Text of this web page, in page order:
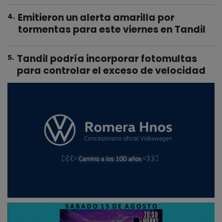
4. Emitieron un alerta amarilla por
tormentas para este viernes en Tandil
5. Tandil podría incorporar fotomultas
para controlar el exceso de velocidad